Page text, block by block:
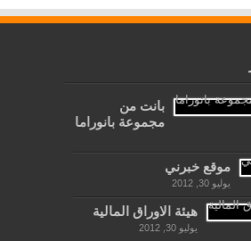
بانت من
مجموعة بانوراما
موقع خبرني
يوليو 30, 2012
هيئة الاوراق المالية
يوليو 30, 2012